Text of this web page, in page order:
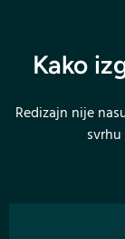
Kako
Redizajn nije